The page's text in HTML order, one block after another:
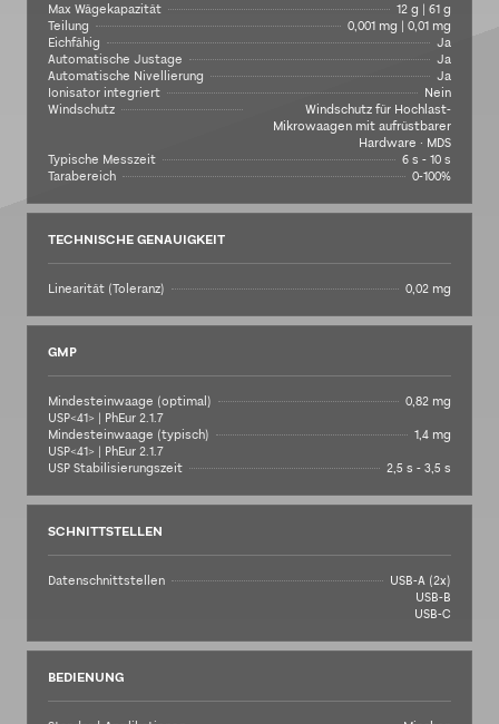
Max Wägekapazität
12 g | 61 g
Teilung
0,001 mg | 0,01 mg
Eichfähig
Ja
Automatische Justage
Ja
Automatische Nivellierung
Ja
Ionisator integriert
Nein
Windschutz
Windschutz für Hochlast-
Mikrowaagen mit aufrüstbarer
Hardware · MDS
Typische Messzeit
6 s - 10 s
Tarabereich
0-100%
TECHNISCHE GENAUIGKEIT
Linearität (Toleranz) 0,02 mg
GMP
Mindesteinwaage (optimal)
USP<41> | PhEur 2.1.7
0,82 mg
Mindesteinwaage (typisch)
USP<41> | PhEur 2.1.7
1,4 mg
USP Stabilisierungszeit
2,5 s - 3,5 s
SCHNITTSTELLEN
Datenschnittstellen
USB-A (2x)
USB-B
USB-C
BEDIENUNG